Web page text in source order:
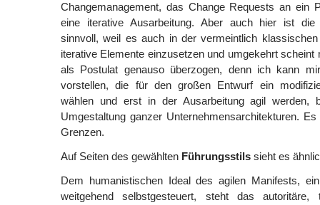
Changemanagement, das Change Requests an ein
eine iterative Ausarbeitung. Aber auch hier ist die
sinnvoll, weil es auch in der vermeintlich
iterative Elemente einzusetzen und umgekehrt scheint
als Postulat genauso überzogen, denn ich kann
vorstellen, die für den großen Entwurf ein
wählen und erst in der Ausarbeitung agil werden,
Umgestaltung ganzer Unternehmensarchitekturen.
Grenzen.
Auf Seiten des gewählten Führungsstils sieht es
Dem humanistischen Ideal des agilen Manifests,
weitgehend selbstgesteuert, steht das autoritäre,